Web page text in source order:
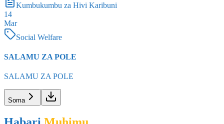
Kumbukumbu za Hivi Karibuni
14
Mar
Social Welfare
SALAMU ZA POLE
SALAMU ZA POLE
Soma